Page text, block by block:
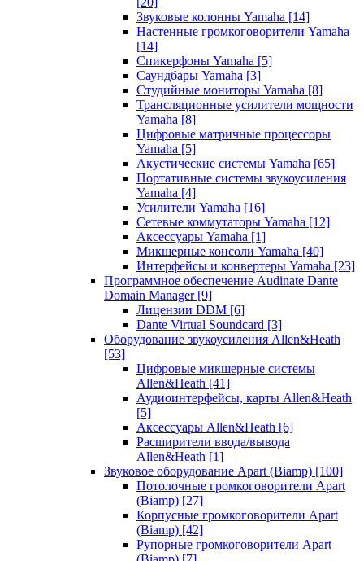
Звуковые колонны Yamaha [14]
Настенные громкоговорители Yamaha
[14]
Спикерфоны Yamaha [5]
Саундбары Yamaha [3]
Студийные мониторы Yamaha [8]
Трансляционные усилители мощности
Yamaha [8]
Цифровые матричные процессоры
Yamaha [5]
Акустические системы Yamaha [65]
Портативные системы звукоусиления
Yamaha [4]
Усилители Yamaha [16]
Сетевые коммутаторы Yamaha [12]
Аксессуары Yamaha [1]
Микшерные консоли Yamaha [40]
Интерфейсы и конвертеры Yamaha [23]
Программное обеспечение Audinate Dante
Domain Manager [9]
Лицензии DDM [6]
Dante Virtual Soundcard [3]
Оборудование звукоусиления Allen&Heath
[53]
Цифровые микшерные системы
Allen&Heath [41]
Аудиоинтерфейсы, карты Allen&Heath
[5]
Аксессуары Allen&Heath [6]
Расширители ввода/вывода
Allen&Heath [1]
Звуковое оборудование Apart (Biamp) [100]
Потолочные громкоговорители Apart
(Biamp) [27]
Корпусные громкоговорители Apart
(Biamp) [42]
Рупорные громкоговорители Apart